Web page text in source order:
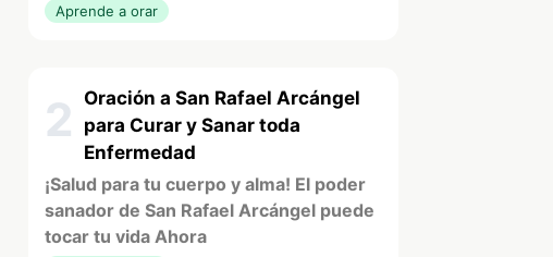
Aprende a orar
2 Oración a San Rafael Arcángel
para Curar y Sanar toda
Enfermedad
¡Salud para tu cuerpo y alma! El poder
sanador de San Rafael Arcángel puede
tocar tu vida Ahora